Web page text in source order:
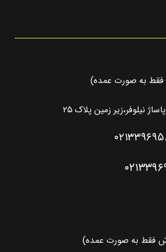
فقط به صورت عمده)
نیلوفر،زیر زمین پلاک ۲۵
فقط به صورت عمده)